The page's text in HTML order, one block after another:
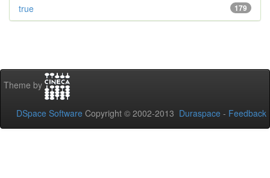
179
true
Theme by
DSpace Software Copyright © 2002-2013 Duraspace - Feedback